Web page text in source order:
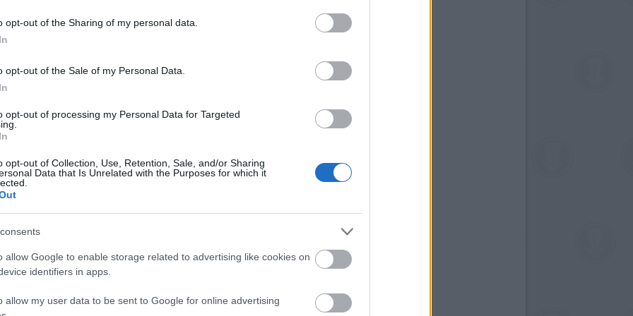
opt-out of the Sharing of my personal data.
opt-out of the Sale of my Personal Data.
opt-out of processing my Personal Data for Targeted
opt-out of Collection, Use, Retention, Sale, and/or Sharing
Data that Is Unrelated with the Purposes for which it
allow Google to enable storage related to advertising like cookies on
identifiers in apps.
allow my user data to be sent to Google for online advertising
készítette, bevétele nem származott belőle.
rejtélyesek, de nem ez az egyetlen dolog, ami
Sikeres karrierjének köszönhetően Marilyn
aukciókon, míg egy felmérés szerint az őt
közé tartoznak a szobájukat